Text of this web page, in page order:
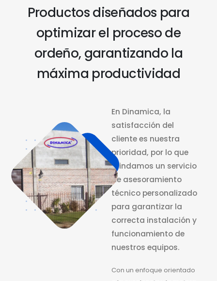
Productos diseñados para
optimizar el proceso de
ordeño, garantizando la
máxima productividad
En Dinamica, la
satisfacción del
cliente es nuestra
prioridad, por lo que
brindamos un servicio
de asesoramiento
técnico personalizado
para garantizar la
correcta instalación y
funcionamiento de
nuestros equipos.
Con un enfoque orientado